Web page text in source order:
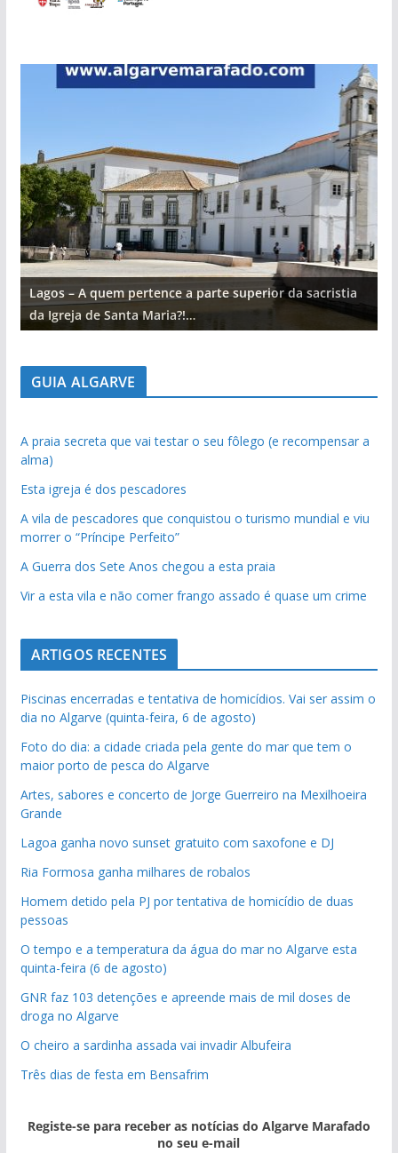
Lagos – A quem pertence a parte superior da sacristia
da Igreja de Santa Maria?!…
GUIA ALGARVE
A praia secreta que vai testar o seu fôlego (e recompensar a
alma)
Esta igreja é dos pescadores
A vila de pescadores que conquistou o turismo mundial e viu
morrer o “Príncipe Perfeito”
A Guerra dos Sete Anos chegou a esta praia
Vir a esta vila e não comer frango assado é quase um crime
ARTIGOS RECENTES
Piscinas encerradas e tentativa de homicídios. Vai ser assim o
dia no Algarve (quinta-feira, 6 de agosto)
Foto do dia: a cidade criada pela gente do mar que tem o
maior porto de pesca do Algarve
Artes, sabores e concerto de Jorge Guerreiro na Mexilhoeira
Grande
Lagoa ganha novo sunset gratuito com saxofone e DJ
Ria Formosa ganha milhares de robalos
Homem detido pela PJ por tentativa de homicídio de duas
pessoas
O tempo e a temperatura da água do mar no Algarve esta
quinta-feira (6 de agosto)
GNR faz 103 detenções e apreende mais de mil doses de
droga no Algarve
O cheiro a sardinha assada vai invadir Albufeira
Três dias de festa em Bensafrim
Registe-se para receber as notícias do Algarve Marafado
no seu e-mail